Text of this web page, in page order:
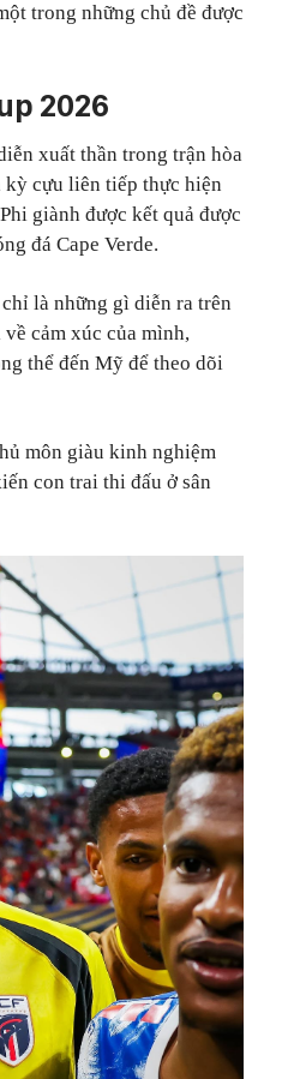
trong những chủ đề được
2026
xuất thần trong trận hòa
kỳ cựu liên tiếp thực hiện
giành được kết quả được
đá Cape Verde.
là những gì diễn ra trên
cảm xúc của mình,
thể đến Mỹ để theo dõi
môn giàu kinh nghiệm
con trai thi đấu ở sân